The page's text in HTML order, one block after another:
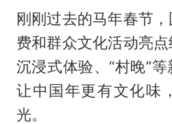
刚刚过去的马年春节
费和群众文化活动亮点
沉浸式体验、“村晚”等
让中国年更有文化味
光。